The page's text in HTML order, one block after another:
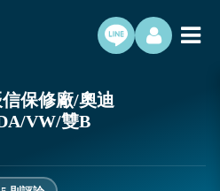
保修廠/奧迪
VW/雙B